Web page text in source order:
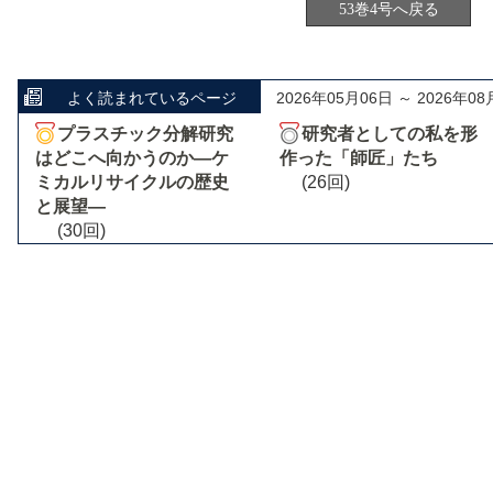
53巻4号へ戻る
よく読まれているページ 2026年05月06日 ～ 2026年08
プラスチック分解研究
はどこへ向かうのか―ケ
ミカルリサイクルの歴史
と展望―
(30回)
研究者としての私を形
作った「師匠」たち
(26回)